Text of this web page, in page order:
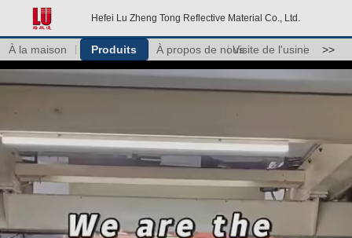
Hefei Lu Zheng Tong Reflective Material Co., Ltd.
À la maison Produits À propos de nousVisite de l'usine >>